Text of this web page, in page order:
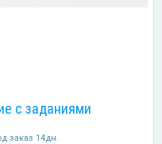
с заданиями
заказ 14дн.